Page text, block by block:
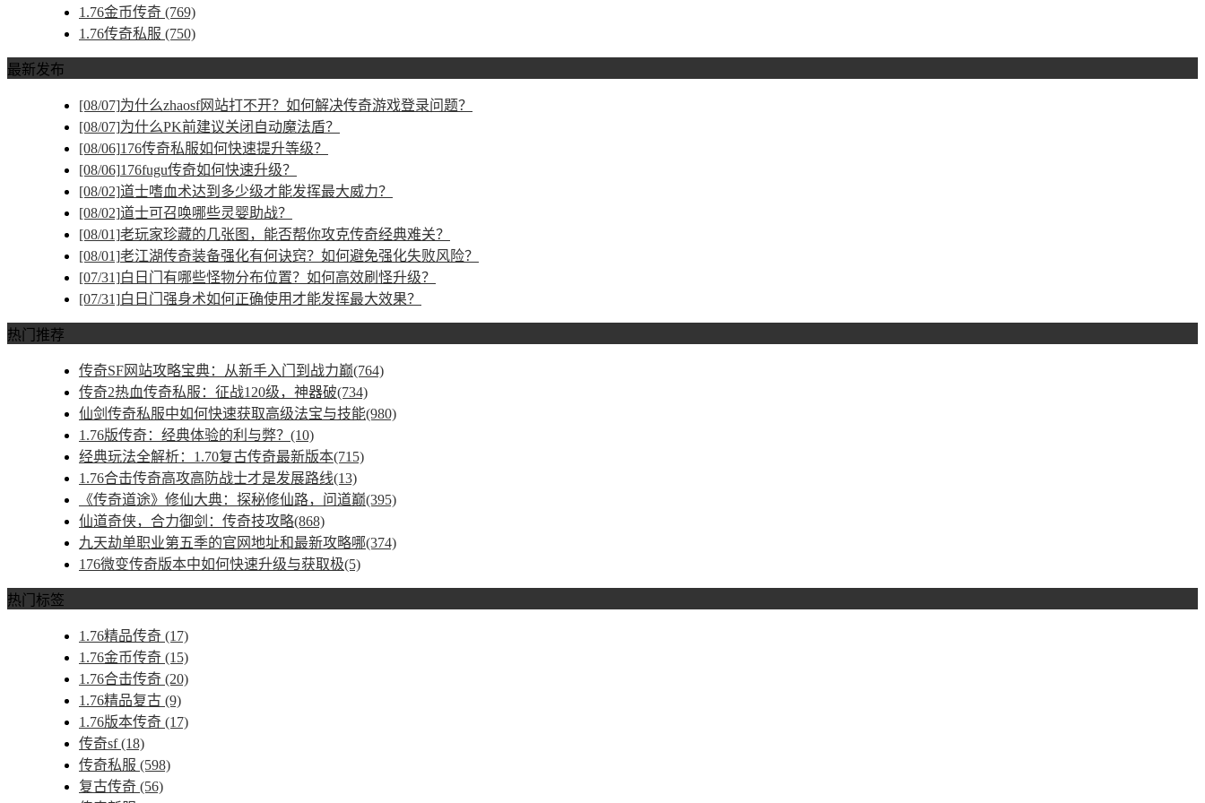
1.76金币传奇 (769)
1.76传奇私服 (750)
最新发布
[08/07]为什么zhaosf网站打不开？如何解决传奇游戏登录问题？
[08/07]为什么PK前建议关闭自动魔法盾？
[08/06]176传奇私服如何快速提升等级？
[08/06]176fugu传奇如何快速升级？
[08/02]道士嗜血术达到多少级才能发挥最大威力？
[08/02]道士可召唤哪些灵婴助战？
[08/01]老玩家珍藏的几张图，能否帮你攻克传奇经典难关？
[08/01]老江湖传奇装备强化有何诀窍？如何避免强化失败风险？
[07/31]白日门有哪些怪物分布位置？如何高效刷怪升级？
[07/31]白日门强身术如何正确使用才能发挥最大效果？
热门推荐
传奇SF网站攻略宝典：从新手入门到战力巅(764)
传奇2热血传奇私服：征战120级，神器破(734)
仙剑传奇私服中如何快速获取高级法宝与技能(980)
1.76版传奇：经典体验的利与弊？(10)
经典玩法全解析：1.70复古传奇最新版本(715)
1.76合击传奇高攻高防战士才是发展路线(13)
《传奇道途》修仙大典：探秘修仙路，问道巅(395)
仙道奇侠，合力御剑：传奇技攻略(868)
九天劫单职业第五季的官网地址和最新攻略哪(374)
176微变传奇版本中如何快速升级与获取极(5)
热门标签
1.76精品传奇 (17)
1.76金币传奇 (15)
1.76合击传奇 (20)
1.76精品复古 (9)
1.76版本传奇 (17)
传奇sf(18)
传奇私服 (598)
复古传奇 (56)